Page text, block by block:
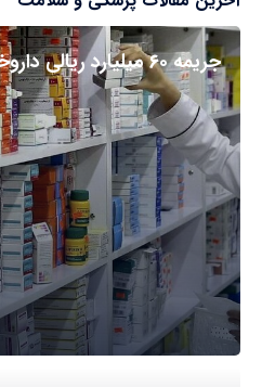
جریمه ۶۰ میلیارد ریالی داروخانه متخلف